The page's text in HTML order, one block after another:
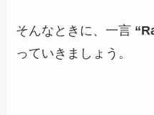
そんなときに、一言
っていきましょう。